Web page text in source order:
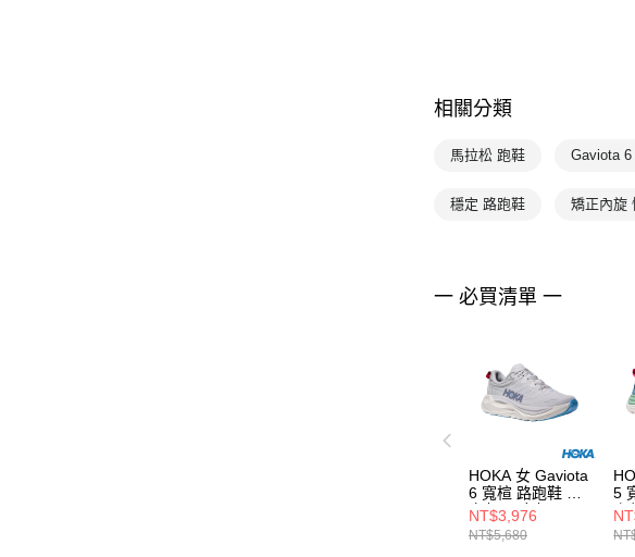
相關分類
馬拉松 跑鞋 Gaviota
穩定 路跑鞋 矯正內旋
一 必買清單 一
HOKA 女 Gaviota
6 寬楦 路跑鞋 宇
宙灰/星塵灰
NT$3,976
NT$5,680
5
際